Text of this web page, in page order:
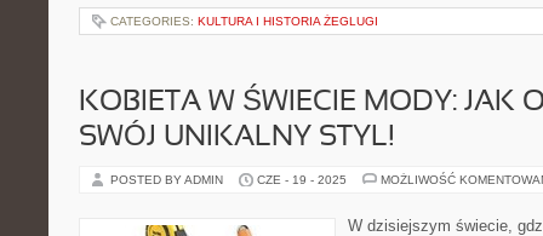
CATEGORIES: KULTURA I HISTORIA ŻEGLUGI
KOBIETA W ŚWIECIE MODY: JAK
SWÓJ UNIKALNY STYL!
POSTED BY ADMIN CZE - 19 - 2025 MOŻLIWOŚĆ
W dzisiejszym świecie,